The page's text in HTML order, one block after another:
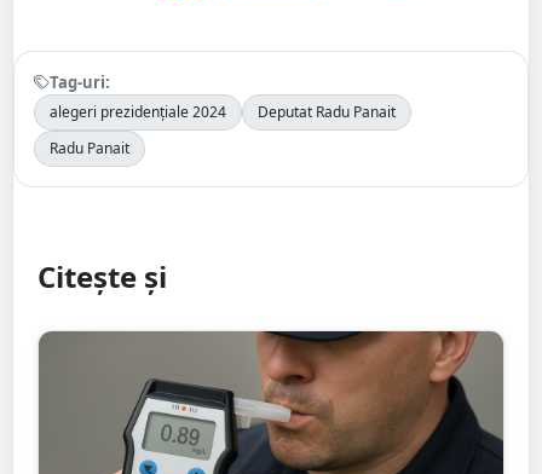
Tag-uri:
alegeri prezidențiale 2024
Deputat Radu Panait
Radu Panait
Citește și